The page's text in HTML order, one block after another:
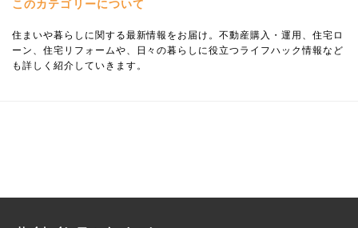
このカテゴリーについて
住まいや暮らしに関する最新情報をお届け。不動産購入・運用、住宅ロ
ーン、住宅リフォームや、日々の暮らしに役立つライフハック情報など
も詳しく紹介していきます。